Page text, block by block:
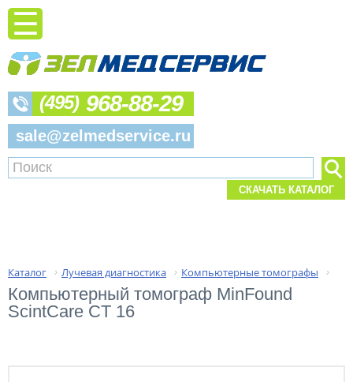
(495) 968-88-29
sale@zelmedservice.ru
СКАЧАТЬ КАТАЛОГ
Каталог › Лучевая диагностика › Компьютерные томографы ›
Компьютерный томограф MinFound
ScintCare CT 16